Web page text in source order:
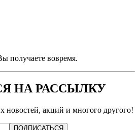
получаете вовремя.
НА РАССЫЛКУ
новостей, акций и многого другого!
ПОДПИСАТЬСЯ